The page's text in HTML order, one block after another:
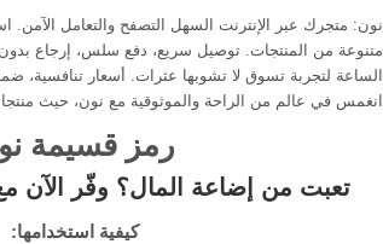
نون: متجرك عبر الإنترنت السهل التصفح والتعامل
متنوعة من المنتجات. توصيل سريع، دفع سلس، إرجاع
الساعة لتجربة تسوق لا تشوبها عثرات. أسعار تنافسية،
انغمس في عالم من الراحة والموثوقية مع نون، حيث
رمز قسيمة
تعبت من إضاعة المال؟ وفّر الآن
كيفية استخدامها: